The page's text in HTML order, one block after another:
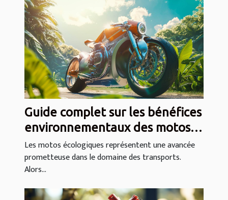
Guide complet sur les bénéfices
environnementaux des motos
écologiques
Les motos écologiques représentent une avancée
prometteuse dans le domaine des transports.
Alors...